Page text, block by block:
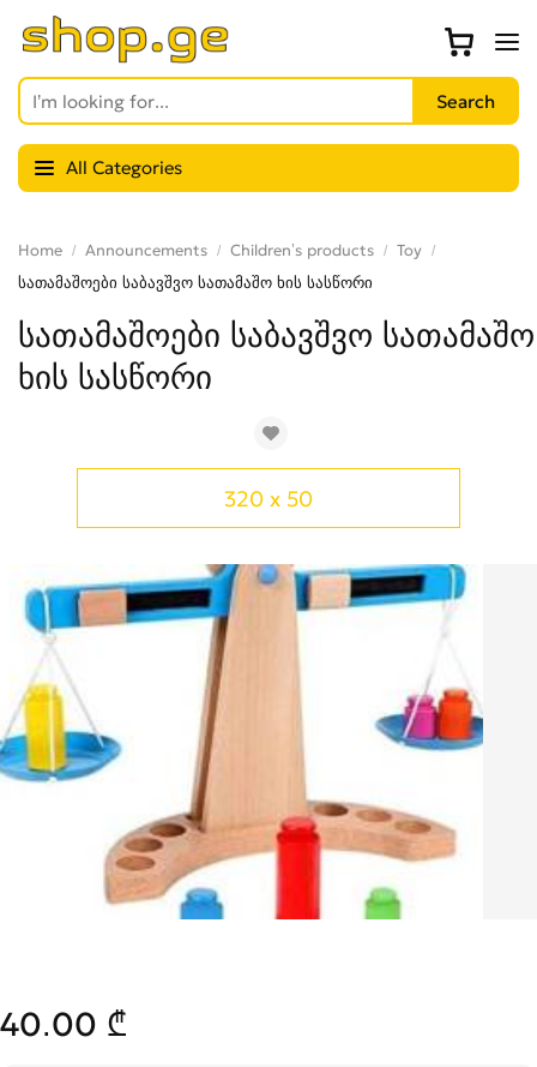
All Categories
Home Announcements Children’s products
Toy
სათამაშოები საბავშვო სათამაშო ხის სასწორი
სათამაშოები საბავშვო სათამაშო
ხის სასწორი
320 x 50
40.00 ₾